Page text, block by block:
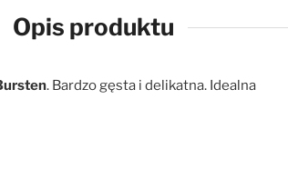
Opis produktu
. Bardzo gęsta i delikatna. Idealna